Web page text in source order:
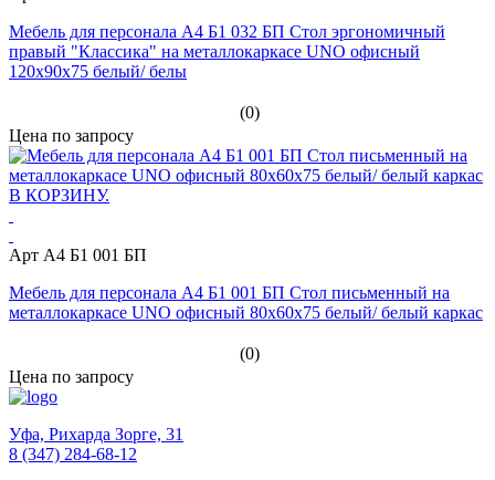
Мебель для персонала А4 Б1 032 БП Стол эргономичный
правый "Классика" на металлокаркасе UNO офисный
120x90x75 белый/ белы
(0)
Цена по запросу
Арт А4 Б1 001 БП
Мебель для персонала А4 Б1 001 БП Стол письменный на
металлокаркасе UNO офисный 80x60x75 белый/ белый каркас
(0)
Цена по запросу
Уфа, Рихарда Зорге, 31
8 (347) 284-68-12